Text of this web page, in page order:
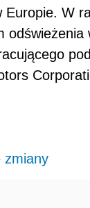
W
zmiany